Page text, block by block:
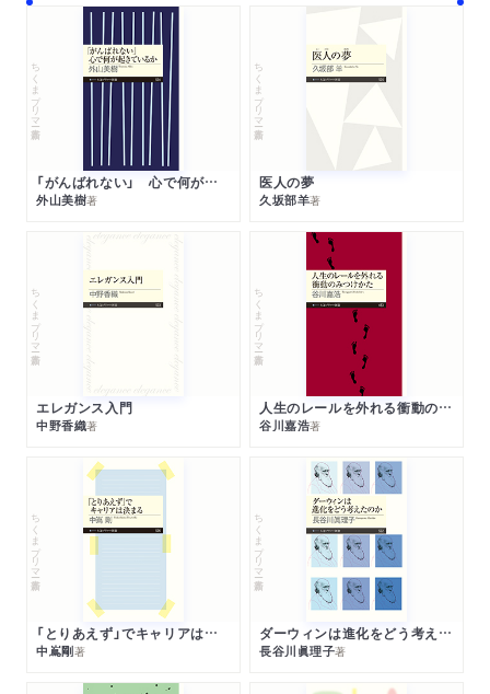
ちくまプリマー新書
「がんばれない」 心で何が起きているか
外山美樹著
ちくまプリマー新書
医人の夢
久坂部羊著
ちくまプリマー新書
エレガンス入門
中野香織著
ちくまプリマー新書
人生のレールを外れる衝動のみつけかた
谷川嘉浩著
ちくまプリマー新書
「とりあえず」でキャリアは決まる
中嶌剛著
ちくまプリマー新書
ダーウィンは進化をどう考えたのか
長谷川眞理子著